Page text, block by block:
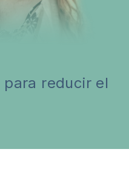
para reducir el